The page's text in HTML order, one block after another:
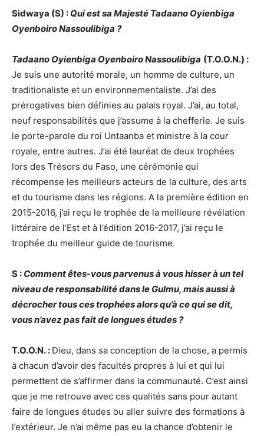
Sidwaya (S) : Qui est sa Majesté Tadaano Oyienbiga
Oyenboiro Nassoulibiga ?
Tadaano Oyienbiga Oyenboiro Nassoulibiga (T.O.O.N.) :
Je suis une autorité morale, un homme de culture, un
traditionaliste et un environnementaliste. J’ai des
prérogatives bien définies au palais royal. J’ai, au total,
neuf responsabilités que j’assume à la chefferie. Je suis
le porte-parole du roi Untaanba et ministre à la cour
royale, entre autres. J’ai été lauréat de deux trophées
lors des Trésors du Faso, une cérémonie qui
récompense les meilleurs acteurs de la culture, des arts
et du tourisme dans les régions. A la première édition en
2015-2016, j’ai reçu le trophée de la meilleure révélation
littéraire de l’Est et à l’édition 2016-2017, j’ai reçu le
trophée du meilleur guide de tourisme.
S : Comment êtes-vous parvenus à vous hisser à un tel
niveau de responsabilité dans le Gulmu, mais aussi à
décrocher tous ces trophées alors qu’à ce qui se dit,
vous n’avez pas fait de longues études ?
T.O.O.N. : Dieu, dans sa conception de la chose, a permis
à chacun d’avoir des facultés propres à lui et qui lui
permettent de s’affirmer dans la communauté. C’est ainsi
que je me retrouve avec ces qualités sans pour autant
faire de longues études ou aller suivre des formations à
l’extérieur. Je n’ai même pas eu la chance d’obtenir le